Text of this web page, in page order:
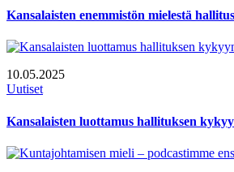
Kansalaisten enemmistön mielestä
10.05.2025
Uutiset
Kansalaisten luottamus hallituksen